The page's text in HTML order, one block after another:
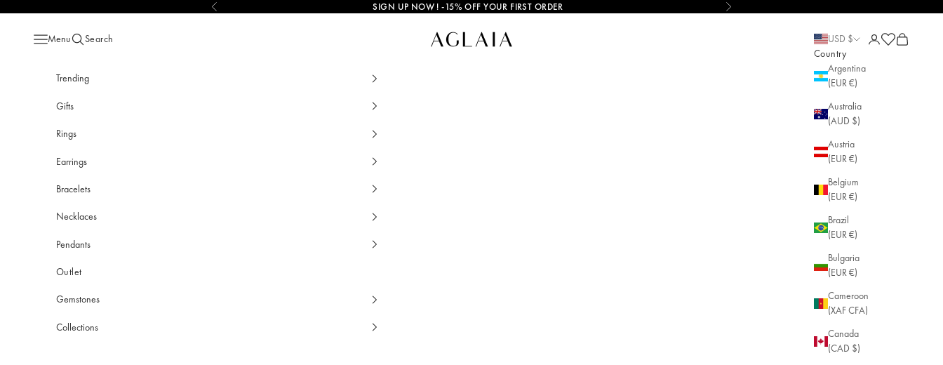
Previous SIGN UP NOW ! -15% OFF YOUR FIRST ORDER Next
Indra Clover Earring Sterling Silver • Single • AGLAIA • Sustainable Jewelry
Open navigation menu
MenuOpen search
Search
USD $
Country
Argentina
(EUR €)
Australia
(AUD $)
Austria
(EUR €)
Belgium
(EUR €)
Brazil
(EUR €)
Bulgaria
(EUR €)
Cameroon
(XAF CFA)
Canada
(CAD $)
Open account
Open cart
Open cart
Trending
Gifts
Rings
Earrings
Bracelets
Necklaces
Pendants
Outlet
Gemstones
Collections